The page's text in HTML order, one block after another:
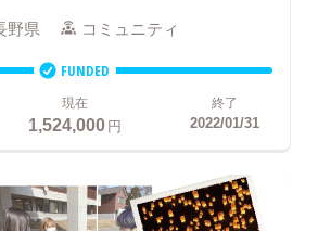
野県 コミュニティ
FUNDED
現在
1,524,000円
終了
2022/01/31